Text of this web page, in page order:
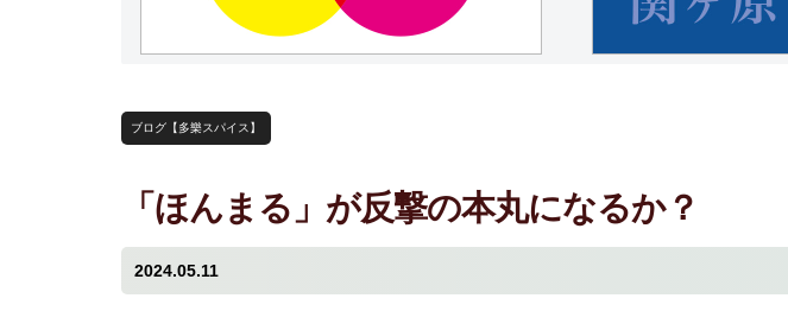
ブログ【多樂スパイス】
「ほんまる」が反撃の本丸になるか？
2024.05.11